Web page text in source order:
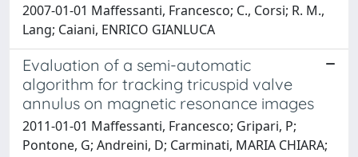
2007-01-01 Maffessanti, Francesco; C., Corsi; R. M.,
Lang; Caiani, ENRICO GIANLUCA
Evaluation of a semi-automatic
algorithm for tracking tricuspid valve
annulus on magnetic resonance images
2011-01-01 Maffessanti, Francesco; Gripari, P;
Pontone, G; Andreini, D; Carminati, MARIA CHIARA;